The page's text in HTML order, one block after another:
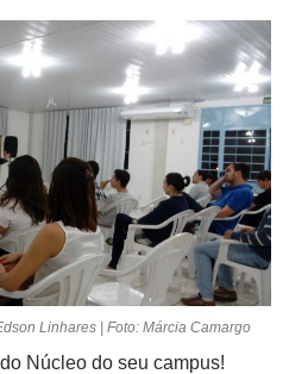
Linhares | Foto: Márcia Camargo
Núcleo do seu campus!